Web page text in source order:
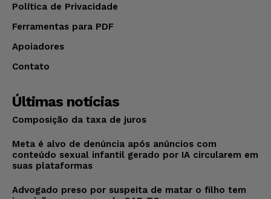
Política de Privacidade
Ferramentas para PDF
Apoiadores
Contato
Últimas notícias
Composição da taxa de juros
Meta é alvo de denúncia após anúncios com
conteúdo sexual infantil gerado por IA circularem em
suas plataformas
Advogado preso por suspeita de matar o filho tem